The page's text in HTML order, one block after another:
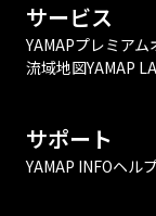
サービス
YAMAPプレミアム
流域地図YAMAP
サポート
YAMAP INFOヘル